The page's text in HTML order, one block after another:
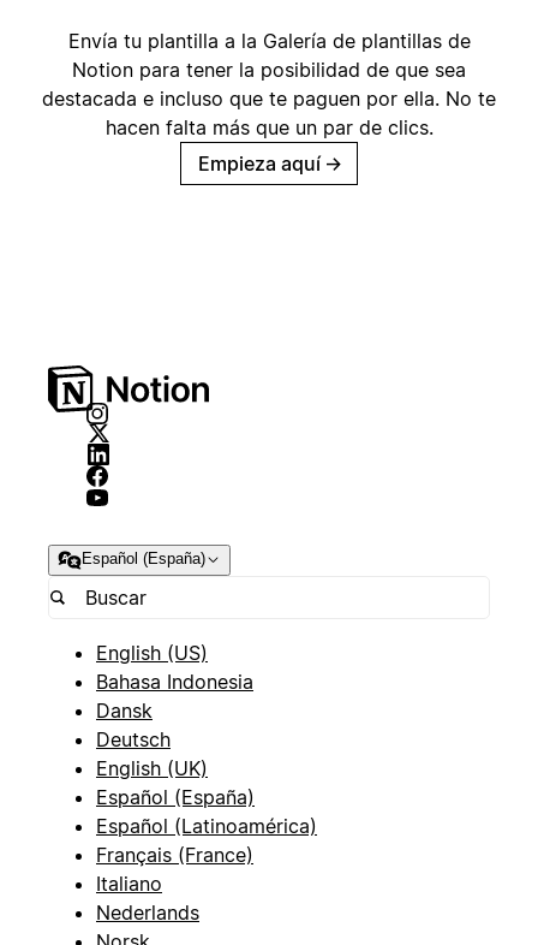
Envía tu plantilla a la Galería de plantillas de
Notion para tener la posibilidad de que sea
destacada e incluso que te paguen por ella. No te
hacen falta más que un par de clics.
Empieza aquí →
Español (España)
English (US)
Bahasa Indonesia
Dansk
Deutsch
English (UK)
Español (España)
Español (Latinoamérica)
Français (France)
Italiano
Nederlands